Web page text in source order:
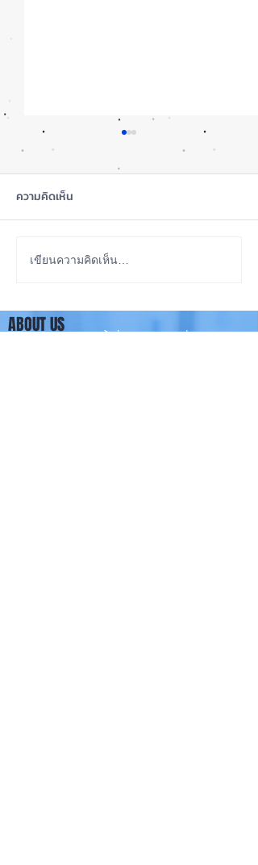
iOS 27 Beta 4 เพิ่มฟีเจอร์
เตรียมความพร้อมก่อนปล่อย
เวอร์ชันเต็ม! 📱
ความคิดเห็น
เขียนความคิดเห็น…
iPhone iOS Thailand พื้นที่อัพเดทข่าวสารเกี่ยวกับ iPhone
ABOUT US